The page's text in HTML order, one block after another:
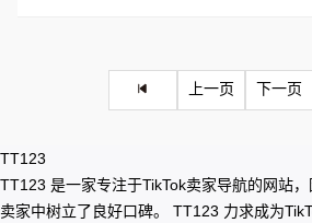
上一页 下一页
TT123
TT123 是一家专注于TikTok卖家导航的网站
卖家中树立了良好口碑。 TT123 力求成为